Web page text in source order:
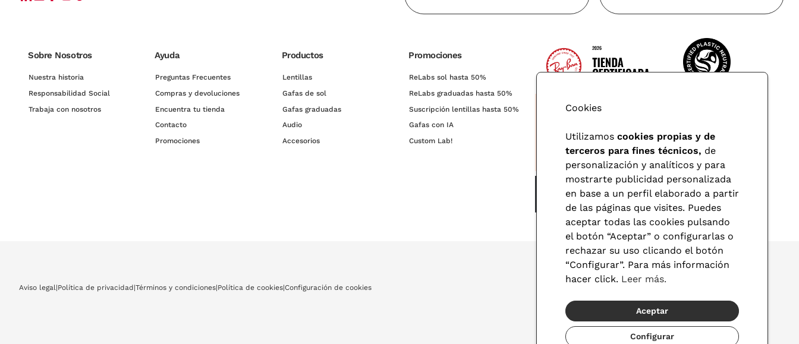
Sobre Nosotros
Nuestra historia
Responsabilidad Social
Trabaja con nosotros
Ayuda
Preguntas Frecuentes
Compras y devoluciones
Encuentra tu tienda
Contacto
Promociones
Productos
Lentillas
Gafas de sol
Gafas graduadas
Audio
Accesorios
Promociones
ReLabs sol hasta 50%
ReLabs graduadas hasta 50%
Suscripción lentillas hasta 50%
Gafas con IA
Custom Lab!
Aviso legal|Política de privacidad |Términos y condiciones|Política de cookies|Configuración de cookies
© 2026 Visionlab
Cookies
Utilizamos cookies propias y de
terceros para fines técnicos, de
personalización y analíticos y para
mostrarte publicidad personalizada
en base a un perfil elaborado a partir
de las páginas que visites. Puedes
aceptar todas las cookies pulsando
el botón “Aceptar” o configurarlas o
rechazar su uso clicando el botón
“Configurar”. Para más información
hacer click. Leer más.
Aceptar
Configurar